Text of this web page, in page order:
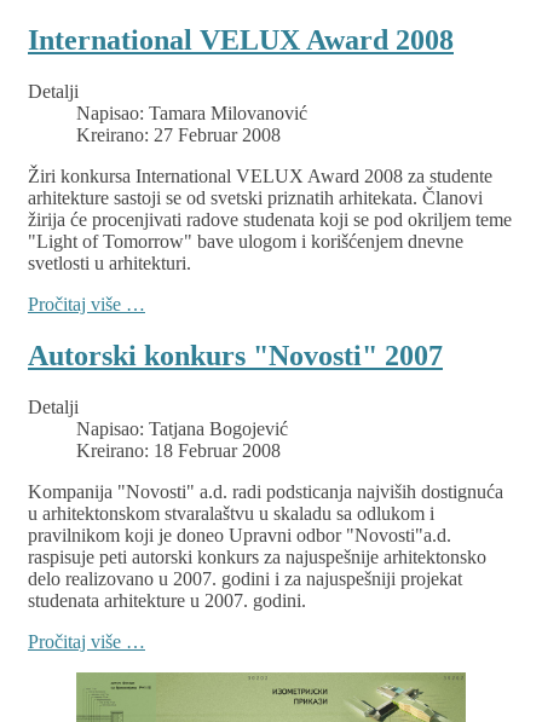
International VELUX Award 2008
Detalji
Napisao: Tamara Milovanović
Kreirano: 27 Februar 2008
Žiri konkursa International VELUX Award 2008 za studente
arhitekture sastoji se od svetski priznatih arhitekata. Članovi
žirija će procenjivati radove studenata koji se pod okriljem teme
"Light of Tomorrow" bave ulogom i korišćenjem dnevne
svetlosti u arhitekturi.
Pročitaj više …
Autorski konkurs "Novosti" 2007
Detalji
Napisao: Tatjana Bogojević
Kreirano: 18 Februar 2008
Kompanija "Novosti" a.d. radi podsticanja najviših dostignuća
u arhitektonskom stvaralaštvu u skaladu sa odlukom i
pravilnikom koji je doneo Upravni odbor "Novosti"a.d.
raspisuje peti autorski konkurs za najuspešnije arhitektonsko
delo realizovano u 2007. godini i za najuspešniji projekat
studenata arhitekture u 2007. godini.
Pročitaj više …